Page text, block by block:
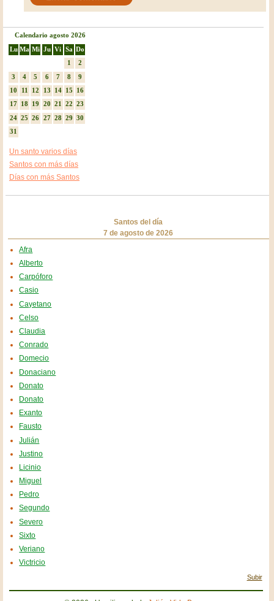
Calendario agosto 2026
Lu Ma Mi Ju Vi Sa Do
1
2
3
4 5 6 7 8
9
10
11 12 13 14 15
16
17 18 19 20 21 22
23
24 25 26 27 28 29
30
31
Un santo varios días
Santos con más días
Días con más Santos
Santos del día
7 de agosto de 2026
Afra
Alberto
Carpóforo
Casio
Cayetano
Celso
Claudia
Conrado
Domecio
Donaciano
Donato
Donato
Exanto
Fausto
Julián
Justino
Licinio
Miguel
Pedro
Segundo
Severo
Sixto
Veriano
Victricio
Subir